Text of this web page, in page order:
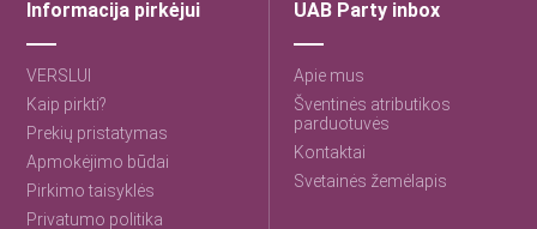
Informacija pirkėjui
VERSLUI
Kaip pirkti?
Prekių pristatymas
Apmokėjimo būdai
Pirkimo taisyklės
Privatumo politika
UAB Party inbox
Apie mus
Šventinės atributikos
parduotuvės
Kontaktai
Svetainės žemėlapis